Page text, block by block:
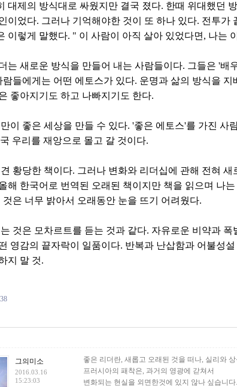
대제의 방식대로 싸웠지만 결국 졌다. 한때 위대했던
이었다. 그러나 기억해야한 것이 또 하나 있다. 전투가
이렇게 말했다. " 이 사람이 아직 살아 있었다면, 나는
는 새로운 방식을 만들어 내는 사람들이다. 그들은 '배
람들에게는 어떤 에토스가 있다. 운명과 삶의 방식을
좋아지기도 하고 나빠지기도 한다.
이 좋은 세상을 만들 수 있다. '좋은 에토스'를 가진 사
우리를 재앙으로 몰고 갈 것이다.
황당한 책이다. 그러나 변화와 리더십에 관해 전혀
해 한국어로 번역된 오래된 책이지만 책을 읽으며 나
것은 너무 밝아서 오래동안 눈을 뜨기 어려웠다.
것은 모차르트를 듣는 것과 같다. 자유로운 비약과
영감의 끝자락이 일품이다. 반복과 난삽함과 어불성
지 말 것.
그의미소
2016.03.16
15:23:03
좋은 리더란, 새롭고 오래된 것을 떠나, 실리와
프러시아의 패착은, 과거의 영광에 갇쳐서
변화되는 현실을 외면한것에 있지 않나 싶습니다.